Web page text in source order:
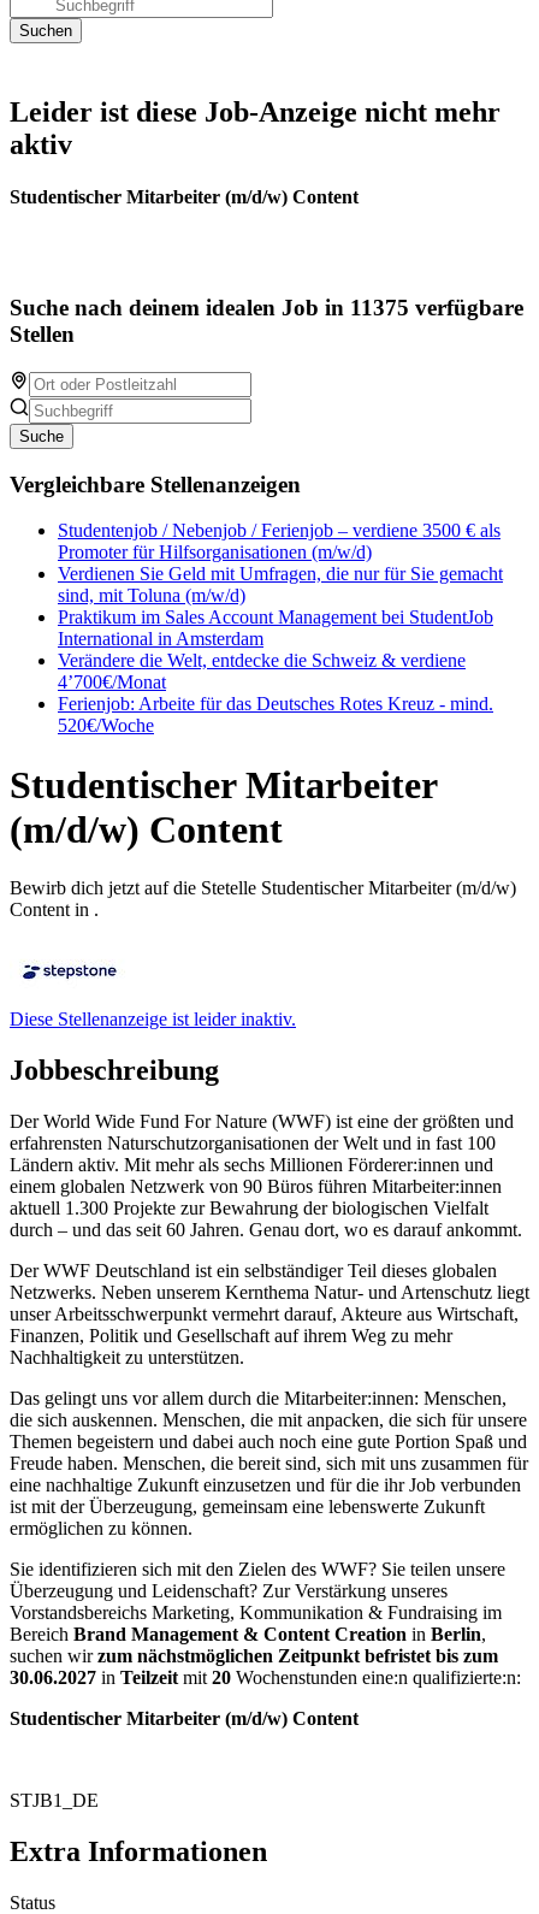
Leider ist diese Job-Anzeige nicht mehr
aktiv
Studentischer Mitarbeiter (m/d/w) Content
Suche nach deinem idealen Job in 11375 verfügbare
Stellen
Suche
Vergleichbare Stellenanzeigen
Studentenjob / Nebenjob / Ferienjob – verdiene 3500 € als
Promoter für Hilfsorganisationen (m/w/d)
Verdienen Sie Geld mit Umfragen, die nur für Sie gemacht
sind, mit Toluna (m/w/d)
Praktikum im Sales Account Management bei StudentJob
International in Amsterdam
Verändere die Welt, entdecke die Schweiz & verdiene
4’700€/Monat
Ferienjob: Arbeite für das Deutsches Rotes Kreuz - mind.
520€/Woche
Studentischer Mitarbeiter
(m/d/w) Content
Bewirb dich jetzt auf die Stetelle Studentischer Mitarbeiter (m/d/w)
Content in .
Diese Stellenanzeige ist leider inaktiv.
Jobbeschreibung
Der World Wide Fund For Nature (WWF) ist eine der größten und
erfahrensten Naturschutzorganisationen der Welt und in fast 100
Ländern aktiv. Mit mehr als sechs Millionen Förderer:innen und
einem globalen Netzwerk von 90 Büros führen Mitarbeiter:innen
aktuell 1.300 Projekte zur Bewahrung der biologischen Vielfalt
durch – und das seit 60 Jahren. Genau dort, wo es darauf ankommt.
Der WWF Deutschland ist ein selbständiger Teil dieses globalen
Netzwerks. Neben unserem Kernthema Natur- und Artenschutz liegt
unser Arbeitsschwerpunkt vermehrt darauf, Akteure aus Wirtschaft,
Finanzen, Politik und Gesellschaft auf ihrem Weg zu mehr
Nachhaltigkeit zu unterstützen.
Das gelingt uns vor allem durch die Mitarbeiter:innen: Menschen,
die sich auskennen. Menschen, die mit anpacken, die sich für unsere
Themen begeistern und dabei auch noch eine gute Portion Spaß und
Freude haben. Menschen, die bereit sind, sich mit uns zusammen für
eine nachhaltige Zukunft einzusetzen und für die ihr Job verbunden
ist mit der Überzeugung, gemeinsam eine lebenswerte Zukunft
ermöglichen zu können.
Sie identifizieren sich mit den Zielen des WWF? Sie teilen unsere
Überzeugung und Leidenschaft? Zur Verstärkung unseres
Vorstandsbereichs Marketing, Kommunikation & Fundraising im
Bereich Brand Management & Content Creation in Berlin,
suchen wirzum nächstmöglichen Zeitpunkt befristet bis zum
30.06.2027 in Teilzeit mit 20 Wochenstunden eine:n qualifizierte:n:
Studentischer Mitarbeiter (m⁠/⁠d⁠/⁠w) Content
STJB1_DE
Extra Informationen
Status